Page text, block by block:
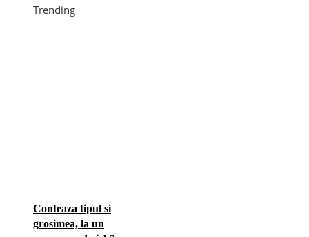
Trending
Conteaza tipul si
grosimea, la un